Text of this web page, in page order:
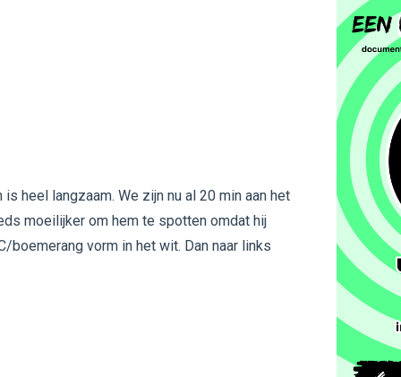
heel langzaam. We zijn nu al 20 min aan het
moeilijker om hem te spotten omdat hij
vorm in het wit. Dan naar links